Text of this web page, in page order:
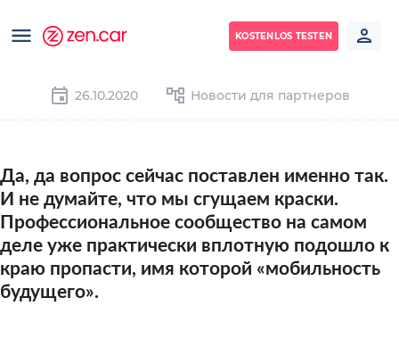
KOSTENLOS TESTEN
26.10.2020 Новости для партнеров
Да, да вопрос сейчас поставлен именно так.
И не думайте, что мы сгущаем краски.
Профессиональное сообщество на самом
деле уже практически вплотную подошло к
краю пропасти, имя которой «мобильность
будущего».